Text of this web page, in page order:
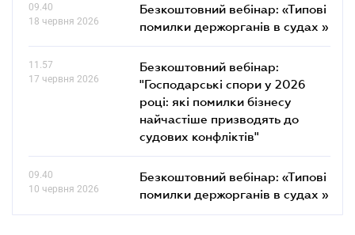
09.40
18 червня 2026
Безкоштовний вебінар: «Типові
помилки держорганів в судах »
11.57
17 червня 2026
Безкоштовний вебінар:
"Господарські спори у 2026
році: які помилки бізнесу
найчастіше призводять до
судових конфліктів"
09.40
10 червня 2026
Безкоштовний вебінар: «Типові
помилки держорганів в судах »